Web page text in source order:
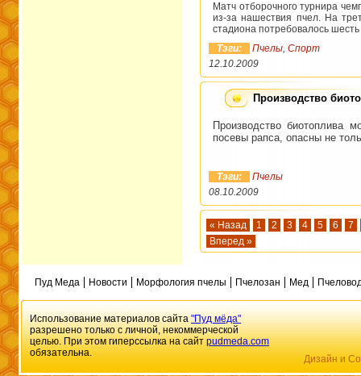
Матч отборочного турнира
из-за нашествия пчел. На
стадиона потребовалось
Тэги:
Пчелы, Спорт
12.10.2009
Производство
Производство биотоплива
посевы рапса, опасны не
Тэги:
Пчелы
08.10.2009
« Назад 1 2 3 4 5 6
7
Вперед »
Пуд Меда Новости Морфология пчелы Пчелозан Мед
Использование материалов сайта"Пуд мёда"
разрешено только с личной, некоммерческой
целью. При этом гиперссылка на сайтpudmeda.com
обязательна.
Дизайн и